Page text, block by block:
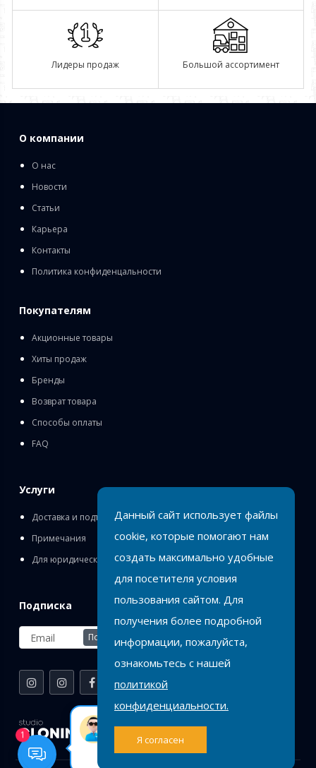
Лидеры продаж Большой ассортимент
О компании
О нас
Новости
Статьи
Карьера
Контакты
Политика конфиденцальности
Покупателям
Акционные товары
Хиты продаж
Бренды
Возврат товара
Способы оплаты
FAQ
Услуги
Доставка и подъём
Примечания
Для юридических лиц
Подписка
Подписаться
1
Оставь заявку или
напиши нам на
Данный сайт использует файлы
cookie, которые помогают нам
создать максимально удобные
для посетителя условия
пользования сайтом. Для
получения более подробной
информации, пожалуйста,
ознакомьтесь с нашей
политикой
конфиденциальности.
Я согласен